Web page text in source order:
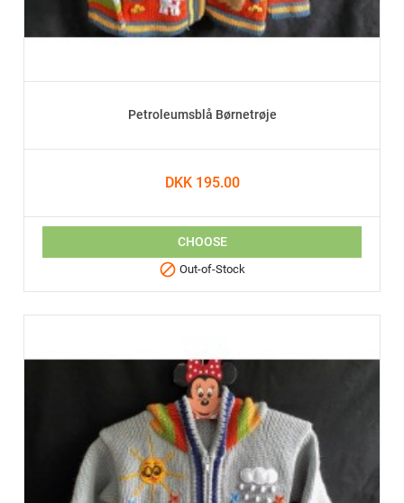
Petroleumsblå Børnetrøje
DKK 195.00
CHOOSE
 Out-of-Stock